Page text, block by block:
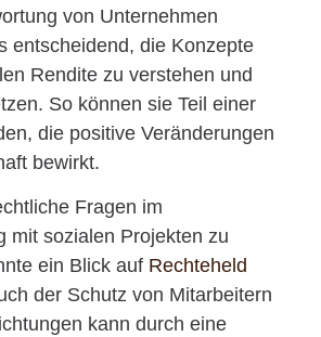
von Unternehmen
entscheidend, die Konzepte
Rendite zu verstehen und
So können sie Teil einer
die positive Veränderungen
bewirkt.
Fragen im
mit sozialen Projekten zu
ein Blick auf Rechteheld
der Schutz von Mitarbeitern
kann durch eine